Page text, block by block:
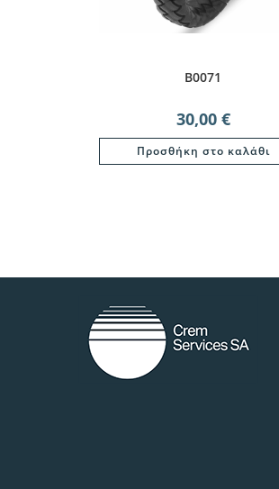
B0071
30,00 €
Προσθήκη στο καλάθι